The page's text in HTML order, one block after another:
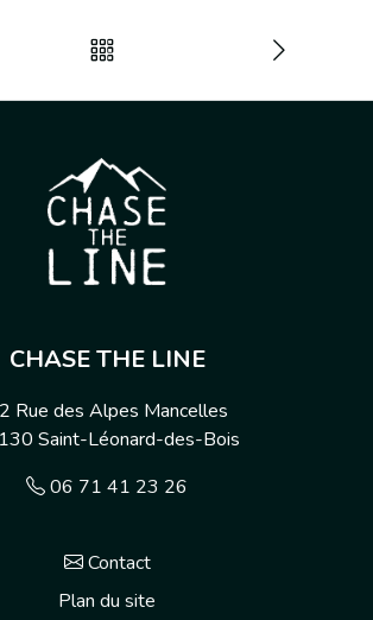
CHASE THE LINE
Rue des Alpes Mancelles
Saint-Léonard-des-Bois
06 71 41 23 26
Contact
Plan du site